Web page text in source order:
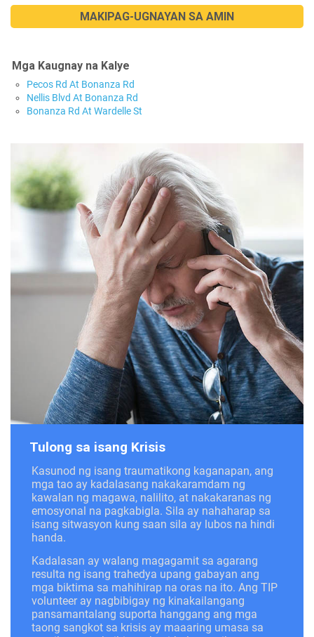
MAKIPAG-UGNAYAN SA AMIN
Mga Kaugnay na Kalye
Pecos Rd At Bonanza Rd
Nellis Blvd At Bonanza Rd
Bonanza Rd At Wardelle St
Tulong sa isang Krisis
Kasunod ng isang traumatikong kaganapan, ang
mga tao ay kadalasang nakakaramdam ng
kawalan ng magawa, nalilito, at nakakaranas ng
emosyonal na pagkabigla. Sila ay nahaharap sa
isang sitwasyon kung saan sila ay lubos na hindi
handa.
Kadalasan ay walang magagamit sa agarang
resulta ng isang trahedya upang gabayan ang
mga biktima sa mahihirap na oras na ito. Ang TIP
volunteer ay nagbibigay ng kinakailangang
pansamantalang suporta hanggang ang mga
taong sangkot sa krisis ay maaaring umasa sa